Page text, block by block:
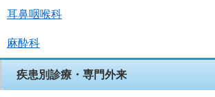
耳鼻咽喉科
麻酔科
疾患別診療・専門外来